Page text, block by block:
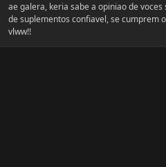
ae galera, keria sabe a opiniao de
de suplementos confiavel, se cumprem
vlww!!